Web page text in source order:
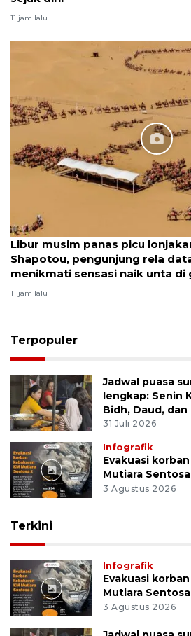
11 jam lalu
Libur musim panas picu
Shapotou, pengunjung rela
menikmati sensasi naik unta di
11 jam lalu
Terpopuler
Jadwal puasa
lengkap: Senin
Bidh, Daud,
31 Juli 2026
Infografik
Evakuasi
Mutiara Sentosa
3 Agustus 2026
Terkini
Infografik
Evakuasi
Mutiara Sentosa
3 Agustus 2026